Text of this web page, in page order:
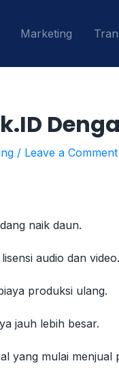
Marketing
/ Leave a Comment
naik daun.
audio dan video.
produksi ulang.
jauh lebih besar.
yang mulai menjual